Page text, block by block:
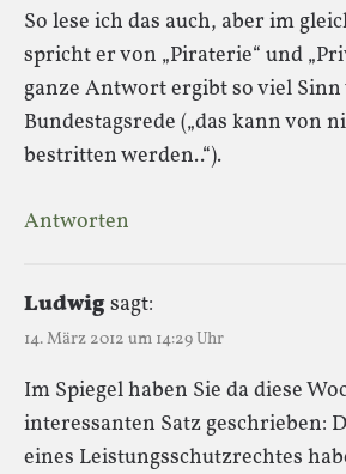
So lese ich das auch, aber im
spricht er von „Piraterie“ und
ganze Antwort ergibt so viel
Bundestagsrede („das kann von
bestritten werden..“).
Antworten
Ludwigsagt:
14. März 2012 um 14:29 Uhr
Im Spiegel haben Sie da diese
interessanten Satz geschrieben:
eines Leistungsschutzrechtes